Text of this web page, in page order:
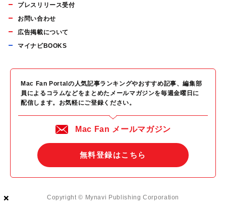
×
×
×
プレスリリース受付
お問い合わせ
広告掲載について
マイナビBOOKS
Mac Fan Portalの人気記事ランキングやおすすめ記事、編集部
員によるコラムなどをまとめたメールマガジンを毎週金曜日に
配信します。お気軽にご登録ください。
Mac Fan メールマガジン
無料登録はこちら
Copyright © Mynavi Publishing Corporation